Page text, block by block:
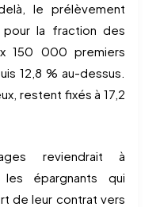
le prélèvement
la fraction des
150 000 premiers
12,8 % au-dessus.
restent fixés à 17,2
reviendrait à
les épargnants qui
de leur contrat vers